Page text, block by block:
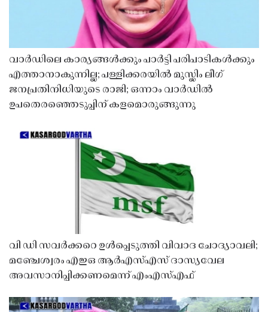
വാർഡിലെ കാര്യങ്ങൾക്കും പാർട്ടി പരിപാടികൾക്കും
എത്താനാകുന്നില്ല; പള്ളിക്കരയിൽ മുസ്ലിം ലീഗ്
ജനപ്രതിനിധിയുടെ രാജി; ഒന്നാം വാർഡിൽ
ഉപതെരഞ്ഞെടുപ്പിന് കളമൊരുങ്ങുന്നു
വി ഡി സവർക്കറെ ഉൾപ്പെടുത്തി വിവാദ ചോദ്യാവലി;
മഞ്ചേശ്വരം എഇഒ ആർഎസ്എസ് ദാസ്യവേല
അവസാനിപ്പിക്കണമെന്ന് എംഎസ്എഫ്